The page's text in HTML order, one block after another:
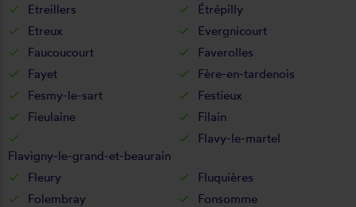
Etreillers
Étrépilly
Etreux
Evergnicourt
Faucoucourt
Faverolles
Fayet
Fère-en-tardenois
Fesmy-le-sart
Festieux
Fieulaine
Filain
Flavigny-le-grand-et-beaurain
Flavy-le-martel
Fleury
Fluquières
Folembray
Fonsomme